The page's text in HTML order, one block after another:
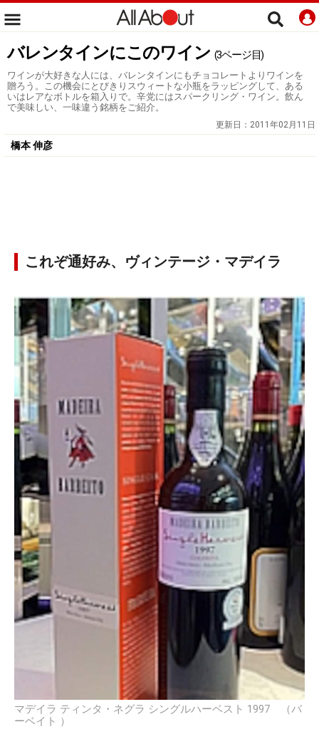
バレンタインにこのワイン (3ページ目)
ワインが大好きな人には、バレンタインにもチョコレートよりワインを
贈ろう。この機会にとびきりスウィートな小瓶をラッピングして、ある
いはレアなボトルを箱入りで。辛党にはスパークリング・ワイン。飲ん
で美味しい、一味違う銘柄をご紹介。
更新日： 2011年02月11日
橋本 伸彦
これぞ通好み、ヴィンテージ・マデイラ
マデイラ ティンタ・ネグラ シングルハーベスト 1997 （バ
ーベイト ）